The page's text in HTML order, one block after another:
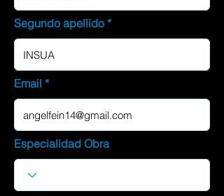
Segundo apellido
Email
Especialidad Obra